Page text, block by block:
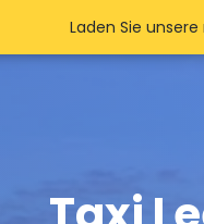
Laden Sie